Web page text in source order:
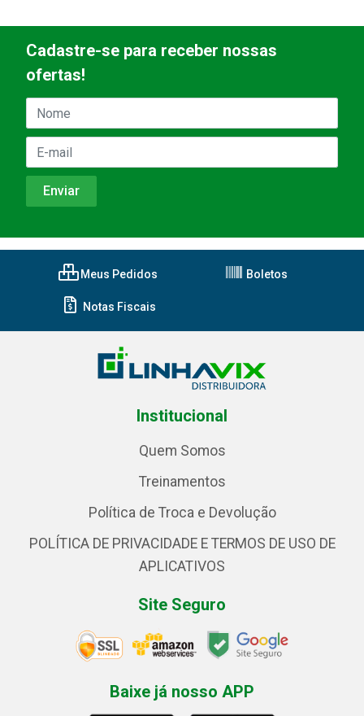
Cadastre-se para receber nossas
ofertas!
Meus Pedidos Boletos
Notas Fiscais
Institucional
Quem Somos
Treinamentos
Política de Troca e Devolução
POLÍTICA DE PRIVACIDADE E TERMOS DE USO DE
APLICATIVOS
Site Seguro
Baixe já nosso APP